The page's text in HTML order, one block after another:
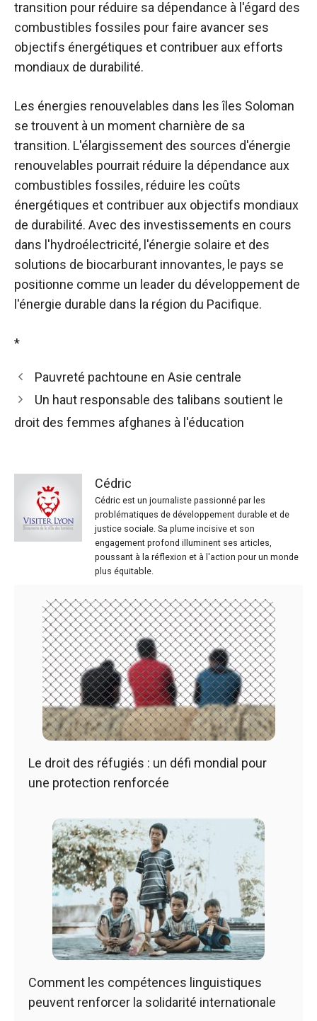
transition pour réduire sa dépendance à l'égard des
combustibles fossiles pour faire avancer ses
objectifs énergétiques et contribuer aux efforts
mondiaux de durabilité.
Les énergies renouvelables dans les îles Soloman
se trouvent à un moment charnière de sa
transition. L'élargissement des sources d'énergie
renouvelables pourrait réduire la dépendance aux
combustibles fossiles, réduire les coûts
énergétiques et contribuer aux objectifs mondiaux
de durabilité. Avec des investissements en cours
dans l'hydroélectricité, l'énergie solaire et des
solutions de biocarburant innovantes, le pays se
positionne comme un leader du développement de
l'énergie durable dans la région du Pacifique.
*
Pauvreté pachtoune en Asie centrale
Un haut responsable des talibans soutient le
droit des femmes afghanes à l'éducation
Cédric
Cédric est un journaliste passionné par les
problématiques de développement durable et de
justice sociale. Sa plume incisive et son
engagement profond illuminent ses articles,
poussant à la réflexion et à l'action pour un monde
plus équitable.
Le droit des réfugiés : un défi mondial pour
une protection renforcée
Comment les compétences linguistiques
peuvent renforcer la solidarité internationale